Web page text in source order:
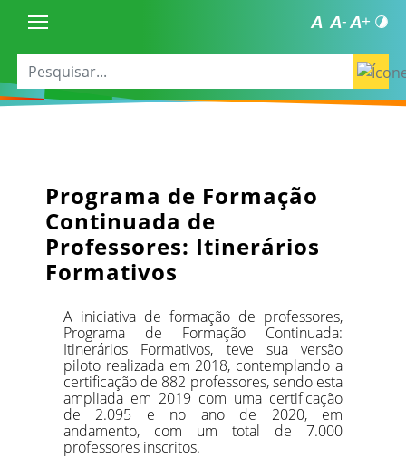
Programa de Formação
Continuada de
Professores: Itinerários
Formativos
A iniciativa de formação de professores,
Programa de Formação Continuada:
Itinerários Formativos, teve sua versão
piloto realizada em 2018, contemplando a
certificação de 882 professores, sendo esta
ampliada em 2019 com uma certificação
de 2.095 e no ano de 2020, em
andamento, com um total de 7.000
professores inscritos.